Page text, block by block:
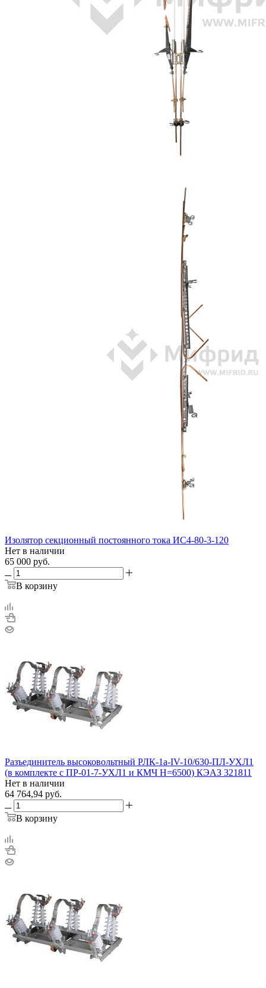
Изолятор секционный постоянного тока ИС4-80-3-120
Нет в наличии
65 000 руб.
В корзину
Разъединитель высоковольтный РЛК-1а-IV-10/630-ПЛ-УХЛ1
(в комплекте с ПР-01-7-УХЛ1 и КМЧ H=6500) КЭАЗ 321811
Нет в наличии
64 764,94 руб.
В корзину